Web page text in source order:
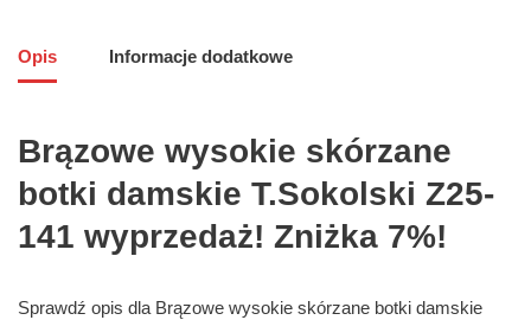
Opis Informacje dodatkowe
Brązowe wysokie skórzane
botki damskie T.Sokolski Z25-
141 wyprzedaż! Zniżka 7%!
Sprawdź opis dla Brązowe wysokie skórzane botki damskie